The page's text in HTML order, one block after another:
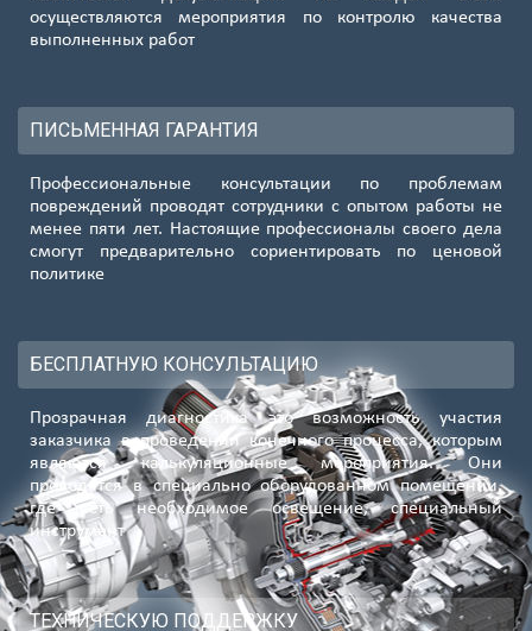
осуществляются мероприятия по контролю качества
выполненных работ
ПИСЬМЕННАЯ ГАРАНТИЯ
Профессиональные консультации по проблемам
повреждений проводят сотрудники с опытом работы не
менее пяти лет. Настоящие профессионалы своего дела
смогут предварительно сориентировать по ценовой
политике
БЕСПЛАТНУЮ КОНСУЛЬТАЦИЮ
Прозрачная диагностика это возможность участия
заказчика в проведении конечного процесса, которым
являются калькуляционные мероприятия. Они
проводятся в специально оборудованном помещении,
где есть необходимое освещение, специальный
инструмент
ТЕХНИЧЕСКУЮ ПОДДЕРЖКУ